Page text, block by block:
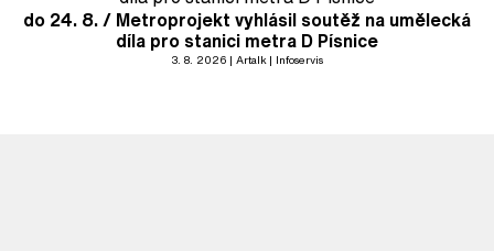
do 24. 8. / Metroprojekt vyhlásil soutěž na umělecká
díla pro stanici metra D Písnice
3. 8. 2026 Artalk Infoservis